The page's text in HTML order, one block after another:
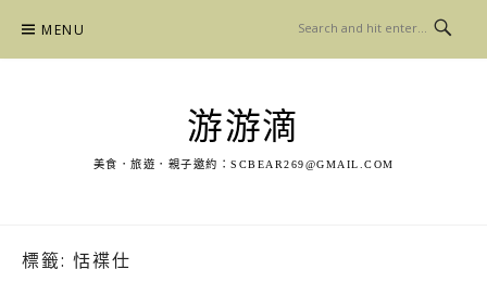
content
MENU
游游滴
美食．旅遊．親子邀約： SCBEAR269@GMAIL.COM
標籤: 恬褋仕